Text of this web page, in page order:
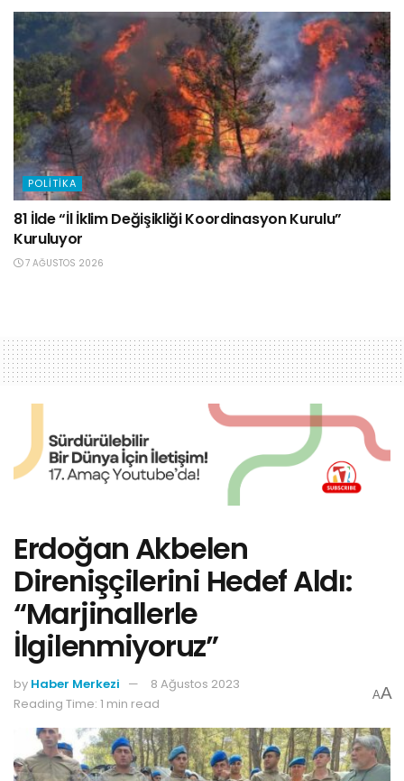
POLITIKA
81 İlde “İl İklim Değişikliği Koordinasyon Kurulu”
Kuruluyor
7 AĞUSTOS 2026
Erdoğan Akbelen
Direnişçilerini Hedef Aldı:
“Marjinallerle
İlgilenmiyoruz”
by Haber Merkezi
8 Ağustos 2023
Reading Time: 1 min read
AA